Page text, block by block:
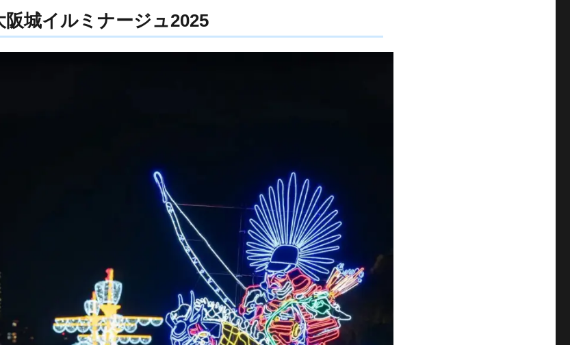
阪城イルミナージュ2025